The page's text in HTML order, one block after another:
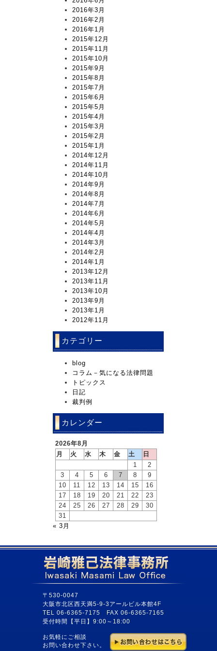
2016年3月
2016年2月
2016年1月
2015年12月
2015年11月
2015年10月
2015年9月
2015年8月
2015年7月
2015年6月
2015年5月
2015年4月
2015年3月
2015年2月
2015年1月
2014年12月
2014年11月
2014年10月
2014年9月
2014年8月
2014年7月
2014年6月
2014年5月
2014年4月
2014年3月
2014年2月
2014年1月
2013年12月
2013年11月
2013年10月
2013年9月
2013年1月
2012年11月
カテゴリー
blog
コラム－気になる法律問題
トピックス
日記
裁判例
カレンダー
2026年8月
月
火 水 木 金 土
日
1
2
3
4 5 6 7 8
9
10
11 12 13 14 15
16
17
18 19 20 21 22
23
24
25 26 27 28 29
30
31
« 3月
〒530-0047
大阪市北区西天満5-9-3アールビル本館4F
TEL 06-6365-7175 FAX 06-6365-7165
受付時間【平日】9:00～18:00
お気軽にご相談
お問い合わせ下さい。